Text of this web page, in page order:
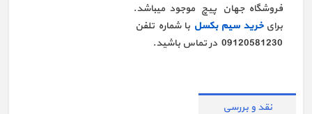
فروشگاه جهان پیچ موجود میباشد.
برایخرید سیم بکسل با شماره تلفن
09120581230در تماس باشید.
نقد و بررسی